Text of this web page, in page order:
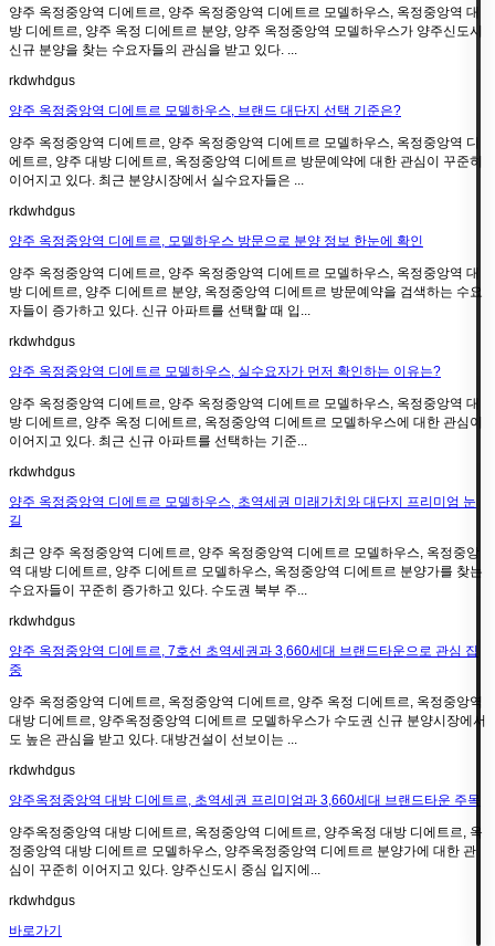
양주 옥정중앙역 디에트르, 양주 옥정중앙역 디에트르 모델하우스, 옥정중앙역 대
방 디에트르, 양주 옥정 디에트르 분양, 양주 옥정중앙역 모델하우스가 양주신도시
신규 분양을 찾는 수요자들의 관심을 받고 있다. ...
rkdwhdgus
양주 옥정중앙역 디에트르 모델하우스, 브랜드 대단지 선택 기준은?
양주 옥정중앙역 디에트르, 양주 옥정중앙역 디에트르 모델하우스, 옥정중앙역 디
에트르, 양주 대방 디에트르, 옥정중앙역 디에트르 방문예약에 대한 관심이 꾸준히
이어지고 있다. 최근 분양시장에서 실수요자들은 ...
rkdwhdgus
양주 옥정중앙역 디에트르, 모델하우스 방문으로 분양 정보 한눈에 확인
양주 옥정중앙역 디에트르, 양주 옥정중앙역 디에트르 모델하우스, 옥정중앙역 대
방 디에트르, 양주 디에트르 분양, 옥정중앙역 디에트르 방문예약을 검색하는 수요
자들이 증가하고 있다. 신규 아파트를 선택할 때 입...
rkdwhdgus
양주 옥정중앙역 디에트르 모델하우스, 실수요자가 먼저 확인하는 이유는?
양주 옥정중앙역 디에트르, 양주 옥정중앙역 디에트르 모델하우스, 옥정중앙역 대
방 디에트르, 양주 옥정 디에트르, 옥정중앙역 디에트르 모델하우스에 대한 관심이
이어지고 있다. 최근 신규 아파트를 선택하는 기준...
rkdwhdgus
양주 옥정중앙역 디에트르 모델하우스, 초역세권 미래가치와 대단지 프리미엄 눈
길
최근 양주 옥정중앙역 디에트르, 양주 옥정중앙역 디에트르 모델하우스, 옥정중앙
역 대방 디에트르, 양주 디에트르 모델하우스, 옥정중앙역 디에트르 분양가를 찾는
수요자들이 꾸준히 증가하고 있다. 수도권 북부 주...
rkdwhdgus
양주 옥정중앙역 디에트르, 7호선 초역세권과 3,660세대 브랜드타운으로 관심 집
중
양주 옥정중앙역 디에트르, 옥정중앙역 디에트르, 양주 옥정 디에트르, 옥정중앙역
대방 디에트르, 양주옥정중앙역 디에트르 모델하우스가 수도권 신규 분양시장에서
도 높은 관심을 받고 있다. 대방건설이 선보이는 ...
rkdwhdgus
양주옥정중앙역 대방 디에트르, 초역세권 프리미엄과 3,660세대 브랜드타운 주목
양주옥정중앙역 대방 디에트르, 옥정중앙역 디에트르, 양주옥정 대방 디에트르, 옥
정중앙역 대방 디에트르 모델하우스, 양주옥정중앙역 디에트르 분양가에 대한 관
심이 꾸준히 이어지고 있다. 양주신도시 중심 입지에...
rkdwhdgus
바로가기